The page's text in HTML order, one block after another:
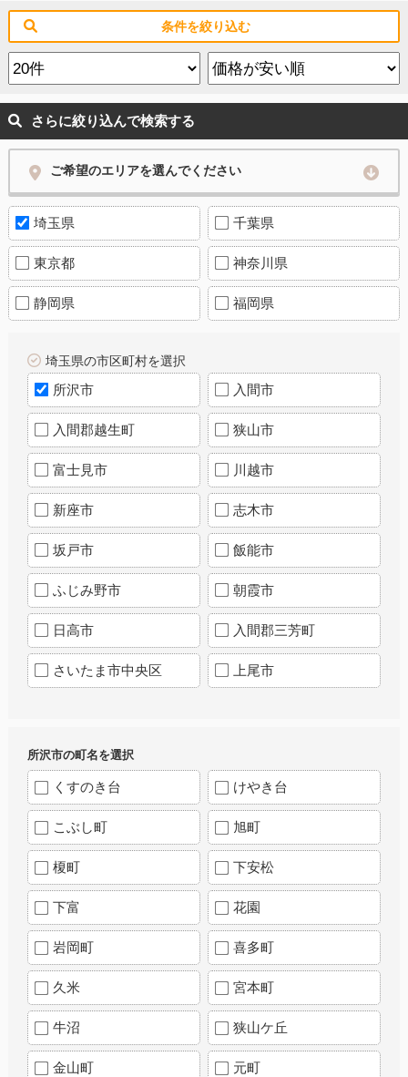
条件を絞り込む
さらに絞り込んで検索する
ご希望のエリアを選んでください
埼玉県 千葉県
東京都 神奈川県
静岡県 福岡県
埼玉県の市区町村を選択
所沢市 入間市
入間郡越生町 狭山市
富士見市 川越市
新座市 志木市
坂戸市 飯能市
ふじみ野市 朝霞市
日高市 入間郡三芳町
さいたま市中央区 上尾市
所沢市の町名を選択
くすのき台 けやき台
こぶし町 旭町
榎町 下安松
下富 花園
岩岡町 喜多町
久米 宮本町
牛沼 狭山ケ丘
金山町 元町